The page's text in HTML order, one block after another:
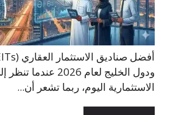
ودول الخليج لعام 2026
الاستثمارية اليوم، ربما تشعر أن...